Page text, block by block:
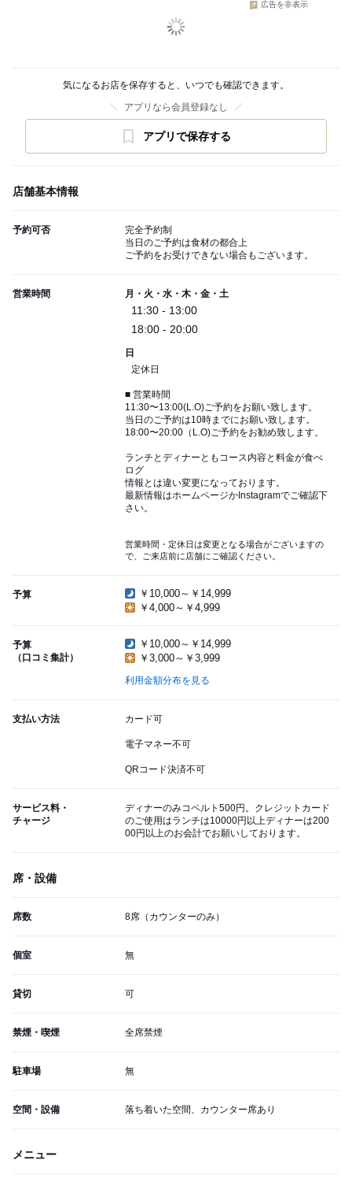
広告を非表示
気になるお店を保存すると、いつでも確認できます。
アプリなら会員登録なし
アプリで保存する
店舗基本情報
予約可否
完全予約制
当日のご予約は食材の都合上
ご予約をお受けできない場合もございます。
営業時間 月・火・水・木・金・土
11:30 - 13:00
18:00 - 20:00
日
定休日
■ 営業時間
11:30〜13:00(L.O)ご予約をお願い致します。
当日のご予約は10時までにお願い致します。
18:00〜20:00（L.O)ご予約をお勧め致します。
ランチとディナーともコース内容と料金が食べ
ログ
情報とは違い変更になっております。
最新情報はホームページかInstagramでご確認下
さい。
営業時間・定休日は変更となる場合がございますの
で、ご来店前に店舗にご確認ください。
予算
￥10,000～￥14,999
￥4,000～￥4,999
予算
（口コミ集計）
￥10,000～￥14,999
￥3,000～￥3,999
利用金額分布を見る
支払い方法 カード可
電子マネー不可
QRコード決済不可
サービス料・
チャージ
ディナーのみコペルト500円。クレジットカード
のご使用はランチは10000円以上ディナーは200
00円以上のお会計でお願いしております。
席・設備
席数 8席（カウンターのみ）
個室 無
貸切 可
禁煙・喫煙 全席禁煙
駐車場 無
空間・設備 落ち着いた空間、カウンター席あり
メニュー